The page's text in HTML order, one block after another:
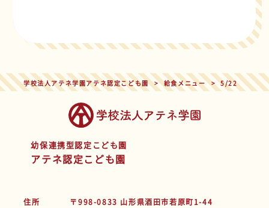
学校法人アテネ学園アテネ認定こども園 > 給食メニュー > 5/22
幼保連携型認定こども園
アテネ認定こども園
住所
〒998-0833 山形県酒田市若原町1-44